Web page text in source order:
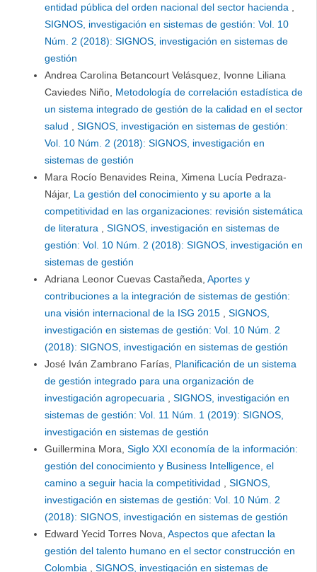
entidad pública del orden nacional del sector hacienda
SIGNOS, investigación en sistemas de gestión: Vol. 10
Núm. 2 (2018): SIGNOS, investigación en sistemas de
gestión
Andrea Carolina Betancourt Velásquez, Ivonne Liliana
Caviedes Niño, Metodología de correlación estadística de
un sistema integrado de gestión de la calidad en el sector
salud
SIGNOS, investigación en sistemas de gestión:
Vol. 10 Núm. 2 (2018): SIGNOS, investigación en
sistemas de gestión
Mara Rocío Benavides Reina, Ximena Lucía Pedraza-
Nájar, La gestión del conocimiento y su aporte a la
competitividad en las organizaciones: revisión sistemática
de literatura
SIGNOS, investigación en sistemas de
gestión: Vol. 10 Núm. 2 (2018): SIGNOS, investigación en
sistemas de gestión
Adriana Leonor Cuevas Castañeda, Aportes y
contribuciones a la integración de sistemas de gestión:
una visión internacional de la ISG 2015
SIGNOS,
investigación en sistemas de gestión: Vol. 10 Núm. 2
(2018): SIGNOS, investigación en sistemas de gestión
José Iván Zambrano Farías, Planificación de un sistema
de gestión integrado para una organización de
investigación agropecuaria
SIGNOS, investigación en
sistemas de gestión: Vol. 11 Núm. 1 (2019): SIGNOS,
investigación en sistemas de gestión
Guillermina Mora, Siglo XXI economía de la información:
gestión del conocimiento y Business Intelligence, el
camino a seguir hacia la competitividad
SIGNOS,
investigación en sistemas de gestión: Vol. 10 Núm. 2
(2018): SIGNOS, investigación en sistemas de gestión
Edward Yecid Torres Nova, Aspectos que afectan la
gestión del talento humano en el sector construcción en
Colombia
SIGNOS, investigación en sistemas de